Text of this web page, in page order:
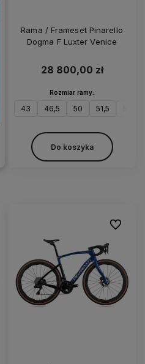
Rama / Frameset Pinarello
Dogma F Luxter Venice
28 800,00 zł
Rozmiar ramy:
43 46,5 50 51,5
Do koszyka
Do